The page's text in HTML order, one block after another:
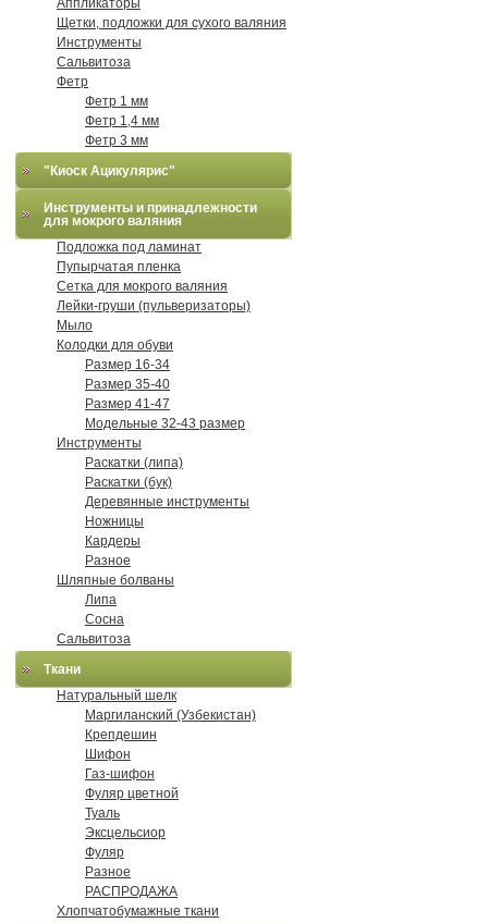
Аппликаторы
Щетки, подложки для сухого валяния
Инструменты
Сальвитоза
Фетр
Фетр 1 мм
Фетр 1,4 мм
Фетр 3 мм
"Киоск Ацикулярис"
Инструменты и принадлежности
для мокрого валяния
Подложка под ламинат
Пупырчатая пленка
Сетка для мокрого валяния
Лейки-груши (пульверизаторы)
Мыло
Колодки для обуви
Размер 16-34
Размер 35-40
Размер 41-47
Модельные 32-43 размер
Инструменты
Раскатки (липа)
Раскатки (бук)
Деревянные инструменты
Ножницы
Кардеры
Разное
Шляпные болваны
Липа
Сосна
Сальвитоза
Ткани
Натуральный шелк
Маргиланский (Узбекистан)
Крепдешин
Шифон
Газ-шифон
Фуляр цветной
Туаль
Эксцельсиор
Фуляр
Разное
РАСПРОДАЖА
Хлопчатобумажные ткани